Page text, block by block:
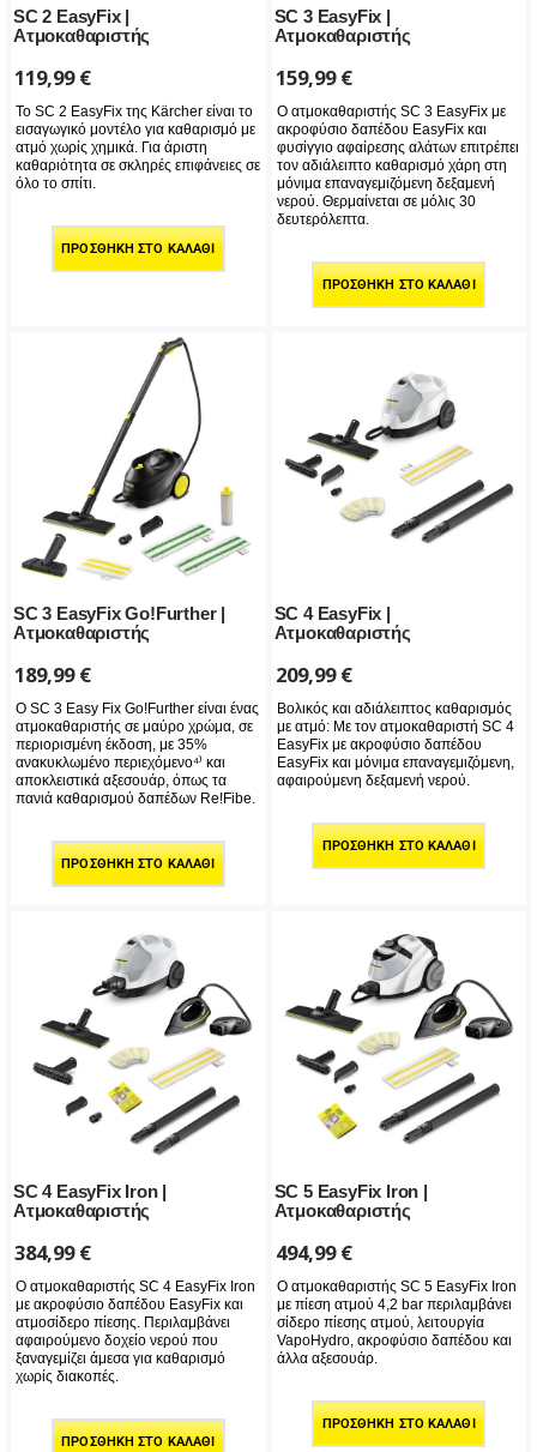
SC 2 EasyFix |
Ατμοκαθαριστής
119,99€
Το SC 2 EasyFix της Kärcher είναι το
εισαγωγικό μοντέλο για καθαρισμό με
ατμό χωρίς χημικά. Για άριστη
καθαριότητα σε σκληρές επιφάνειες σε
όλο το σπίτι.
ΠΡΟΣΘΉΚΗ ΣΤΟ ΚΑΛΆΘΙ
SC 3 EasyFix |
Ατμοκαθαριστής
159,99€
Ο ατμοκαθαριστής SC 3 EasyFix με
ακροφύσιο δαπέδου EasyFix και
φυσίγγιο αφαίρεσης αλάτων επιτρέπει
τον αδιάλειπτο καθαρισμό χάρη στη
μόνιμα επαναγεμιζόμενη δεξαμενή
νερού. Θερμαίνεται σε μόλις 30
δευτερόλεπτα.
ΠΡΟΣΘΉΚΗ ΣΤΟ ΚΑΛΆΘΙ
SC 3 EasyFix Go!Further |
Ατμοκαθαριστής
189,99€
Ο SC 3 Easy Fix Go!Further είναι ένας
ατμοκαθαριστής σε μαύρο χρώμα, σε
περιορισμένη έκδοση, με 35%
ανακυκλωμένο περιεχόμενο⁴⁾ και
αποκλειστικά αξεσουάρ, όπως τα
πανιά καθαρισμού δαπέδων Re!Fibe.
ΠΡΟΣΘΉΚΗ ΣΤΟ ΚΑΛΆΘΙ
SC 4 EasyFix |
Ατμοκαθαριστής
209,99€
Βολικός και αδιάλειπτος καθαρισμός
με ατμό: Με τον ατμοκαθαριστή SC 4
EasyFix με ακροφύσιο δαπέδου
EasyFix και μόνιμα επαναγεμιζόμενη,
αφαιρούμενη δεξαμενή νερού.
ΠΡΟΣΘΉΚΗ ΣΤΟ ΚΑΛΆΘΙ
SC 4 EasyFix Iron |
Ατμοκαθαριστής
384,99€
Ο ατμοκαθαριστής SC 4 EasyFix Iron
με ακροφύσιο δαπέδου EasyFix και
ατμοσίδερο πίεσης. Περιλαμβάνει
αφαιρούμενο δοχείο νερού που
ξαναγεμίζει άμεσα για καθαρισμό
χωρίς διακοπές.
ΠΡΟΣΘΉΚΗ ΣΤΟ ΚΑΛΆΘΙ
SC 5 EasyFix Iron |
Ατμοκαθαριστής
494,99€
Ο ατμοκαθαριστής SC 5 EasyFix Iron
με πίεση ατμού 4,2 bar περιλαμβάνει
σίδερο πίεσης ατμού, λειτουργία
VapoHydro, ακροφύσιο δαπέδου και
άλλα αξεσουάρ.
ΠΡΟΣΘΉΚΗ ΣΤΟ ΚΑΛΆΘΙ